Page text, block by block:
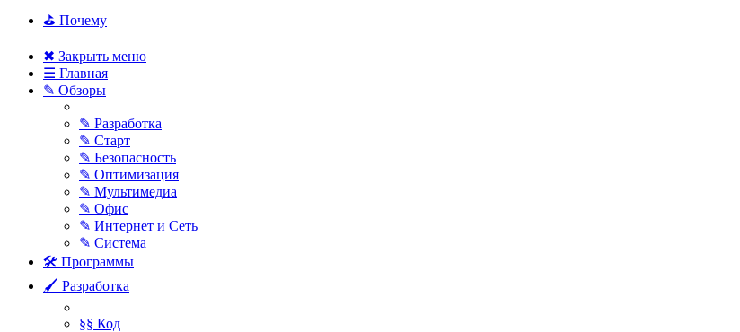
⛳ Почему
✖ Закрыть меню
☰ Главная
✎ Обзоры
✎ Разработка
✎ Старт
✎ Безопасность
✎ Оптимизация
✎ Мультимедиа
✎ Офис
✎ Интернет и Сеть
✎ Система
🛠 Программы
🖌 Разработка
§§ Код